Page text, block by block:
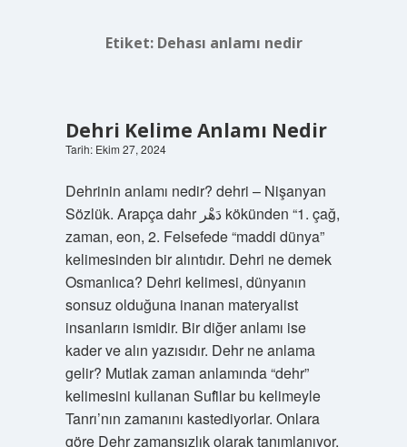
Etiket: Dehası anlamı nedir
Dehri Kelime Anlamı Nedir
Tarih: Ekim 27, 2024
Dehrinin anlamı nedir? dehri – Nişanyan
Sözlük. Arapça dahr دَهْر kökünden “1. çağ,
zaman, eon, 2. Felsefede “maddi dünya”
kelimesinden bir alıntıdır. Dehri ne demek
Osmanlıca? Dehri kelimesi, dünyanın
sonsuz olduğuna inanan materyalist
insanların ismidir. Bir diğer anlamı ise
kader ve alın yazısıdır. Dehr ne anlama
gelir? Mutlak zaman anlamında “dehr”
kelimesini kullanan Sufȋlar bu kelimeyle
Tanrı’nın zamanını kastediyorlar. Onlara
göre Dehr zamansızlık olarak tanımlanıyor,